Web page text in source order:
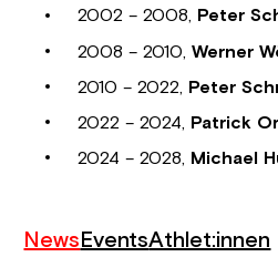
2002 – 2008, Peter
2008 – 2010,Werner
2010 – 2022, Peter
2022 – 2024, Patrick
2024 – 2028, Michael
NewsEventsAthlet:innen